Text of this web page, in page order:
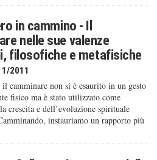
in cammino - Il
nelle sue valenze
filosofiche e metafisiche
2011
camminare non si è esaurito in un gesto
fisico ma è stato utilizzato come
crescita e dell’evoluzione spirituale
instauriamo un rapporto più